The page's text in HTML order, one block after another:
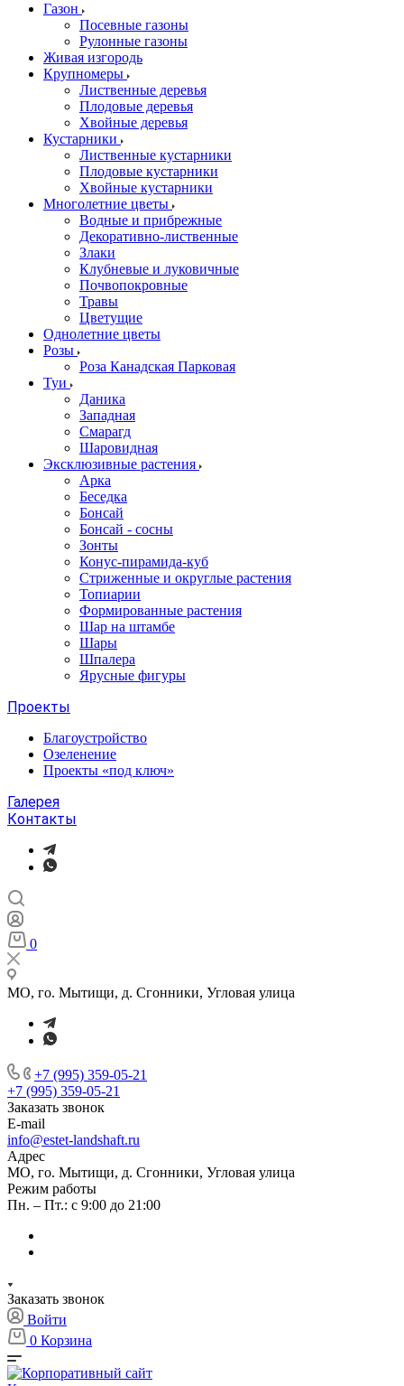
Газон
Посевные газоны
Рулонные газоны
Живая изгородь
Крупномеры
Лиственные деревья
Плодовые деревья
Хвойные деревья
Кустарники
Лиственные кустарники
Плодовые кустарники
Хвойные кустарники
Многолетние цветы
Водные и прибрежные
Декоративно-лиственные
Злаки
Клубневые и луковичные
Почвопокровные
Травы
Цветущие
Однолетние цветы
Розы
Роза Канадская Парковая
Туи
Даника
Западная
Смарагд
Шаровидная
Эксклюзивные растения
Арка
Беседка
Бонсай
Бонсай - сосны
Зонты
Конус-пирамида-куб
Стриженные и округлые растения
Топиарии
Формированные растения
Шар на штамбе
Шары
Шпалера
Ярусные фигуры
Проекты
Благоустройство
Озеленение
Проекты «под ключ»
Галерея
Контакты
0
МО, го. Мытищи, д. Сгонники, Угловая улица
+7 (995) 359-05-21
+7 (995) 359-05-21
Заказать звонок
E-mail
info@estet-landshaft.ru
Адрес
МО, го. Мытищи, д. Сгонники, Угловая улица
Режим работы
Пн. – Пт.: с 9:00 до 21:00
Заказать звонок
Войти
0 Корзина